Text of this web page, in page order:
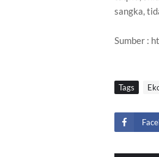
sangka,
Sumber :
Tags